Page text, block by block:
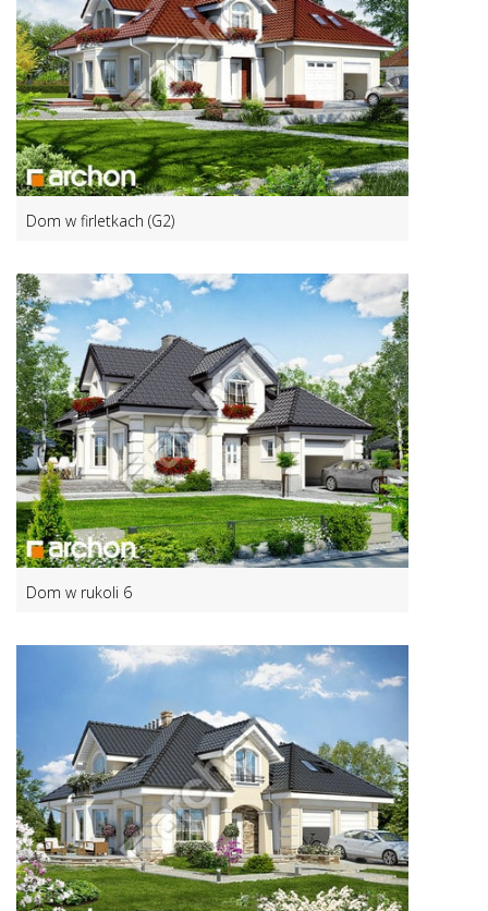
Dom w firletkach (G2)
Dom w rukoli 6